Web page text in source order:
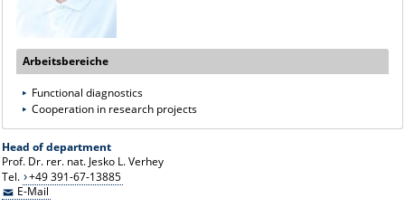
Arbeitsbereiche
Functional diagnostics
Cooperation in research projects
Head of department
Prof. Dr. rer. nat. Jesko L. Verhey
Tel. +49 391-67-13885
E-Mail